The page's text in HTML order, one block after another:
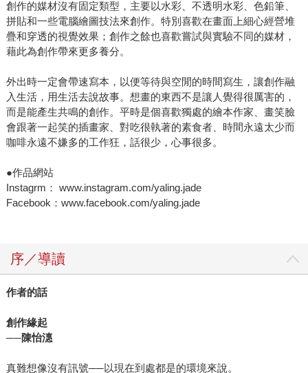
創作的媒材沒有固定類型，主要以水彩、不透明水彩、色鉛筆、
拼貼和一些電腦繪圖技法來創作。特別喜歡在畫面上細心經營堆
疊和穿透的視覺效果；創作之餘也喜歡嘗試與實驗不同的媒材，
藉此為創作帶來更多養分。
外出時一定會帶速寫本，以便等待與空閒的時間寫生，讓創作融
入生活，用生活去說故事。想畫的東西不是讓人覺得很厲害的，
而是能產生共鳴的創作。平時是個喜歡獨處的繪本作家、畫笑臉
會跟著一起笑的插畫家、對吃很執著的素食者、時間永遠太少而
咖啡永遠不嫌多的工作狂，話很少，心事很多。
●作品網站
Instagrm： www.instagram.com/yaling.jade
Facebook：www.facebook.com/yaling.jade
序／導讀
作者的話
創作緣起
──陳怡潓
真難想像沒有訊號──以現在到處都是的環境來說。